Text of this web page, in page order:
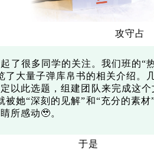
攻守占
了很多同学的关注。我们班的“
了大量子弹库帛书的相关介绍。
以此选题，组建团队来完成这
被她“深刻的见解”和“充分的素
所感动🥹。
于是